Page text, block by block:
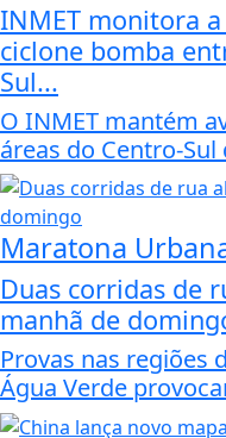
INMET monitora
ciclone bomba
Sul...
O INMET mantém
áreas do Centro-
Maratona
Duas corridas de
manhã de
Provas nas regiões
Água Verde